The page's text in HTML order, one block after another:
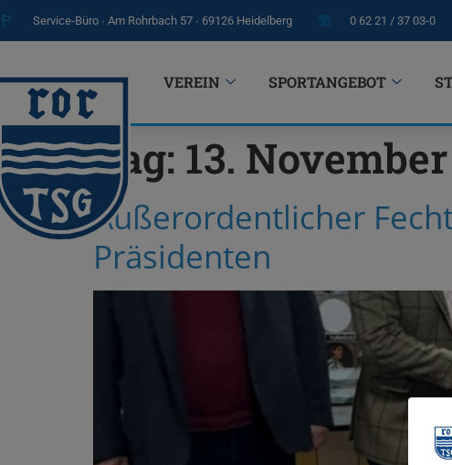
Service-Büro ∙ Am Rohrbach 57 ∙ 69126 Heidelberg 0 62 21 / 37 03-0
VEREIN SPORTANGEBOT
Tag: 13.
Außerordentlicher
Präsidenten